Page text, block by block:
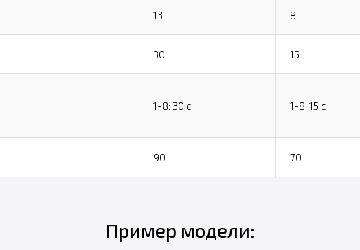
13 8
30 15
1-8: 30 с 1-8: 15 с
90 70
Пример модели: